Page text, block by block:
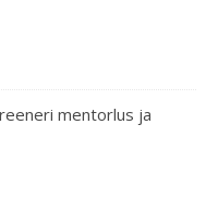
mentorlus ja